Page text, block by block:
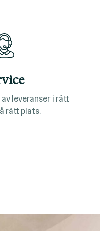
leveranser i rätt
rätt plats.